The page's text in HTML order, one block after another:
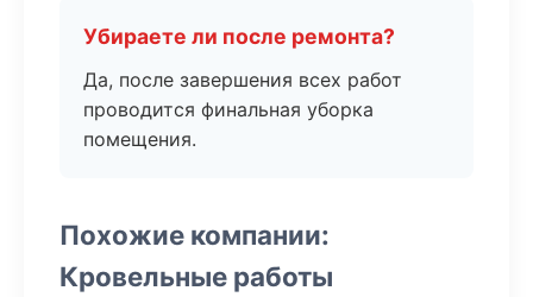
Убираете ли после ремонта?
Да, после завершения всех работ
проводится финальная уборка
помещения.
Похожие компании:
Кровельные работы